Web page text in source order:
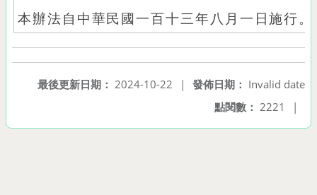
本辦法自中華民國一百十三年八月一日施行。
發佈日期： Invalid date
最後更新日期： 2024-10-22
|
點閱數： 2221 |